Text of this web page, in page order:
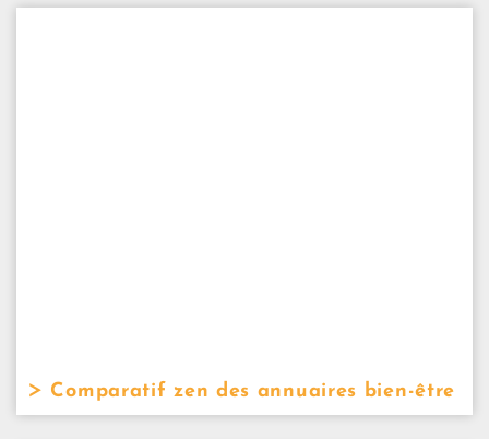
Comparatif zen des annuaires bien-être